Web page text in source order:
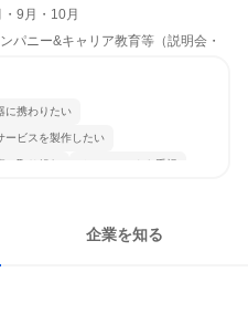
9月・10月
パニー&キャリア教育等（説明会・
に携わりたい
ービスを製作したい
取り組む チームワークを重視
企業を知る